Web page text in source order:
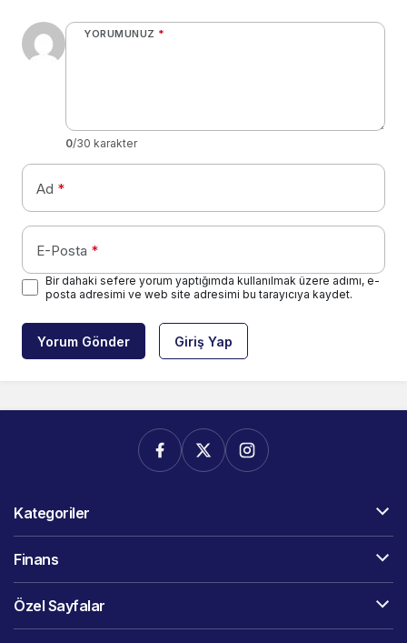
YORUMUNUZ *
0/30 karakter
Ad *
E-Posta *
Bir dahaki sefere yorum yaptığımda kullanılmak üzere adımı, e-
posta adresimi ve web site adresimi bu tarayıcıya kaydet.
Yorum Gönder Giriş Yap
Kategoriler
Finans
Özel Sayfalar